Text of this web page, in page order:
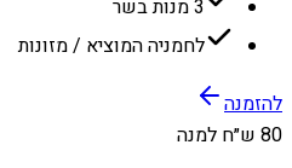
3 מנות בשר
לחמניה המוציא / מזונות
להזמנה
80 ש״ח למנה